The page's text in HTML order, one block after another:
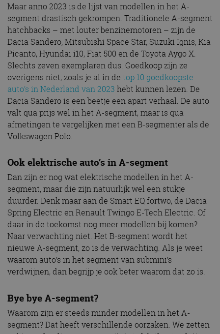
Maar anno 2023 is de lijst van modellen in het A-
segment drastisch gekrompen. Traditionele A-segment
hatchbacks – met louter benzinemotoren – zijn de
Dacia Sandero, Mitsubishi Space Star, Suzuki Ignis, Kia
Picanto, Hyundai i10, Fiat 500 en de Toyota Aygo X.
Slechts zeven exemplaren dus. Goedkoop zijn ze
overigens niet, zoals je al in de top 10 goedkoopste
auto’s in Nederland van 2023 hebt kunnen lezen. De
Dacia Sandero is een beetje een apart verhaal. De auto
valt qua prijs wel in het A-segment, maar is qua
afmetingen te vergelijken met een B-segmenter als de
Volkswagen Polo.
Ook elektrische auto’s in A-segment
Dan zijn er nog wat elektrische modellen in het A-
segment, maar die zijn natuurlijk wel een stukje
duurder. Denk maar aan de Smart EQ fortwo, de Dacia
Spring Electric en Renault Twingo E-Tech Electric. Of
daar in de toekomst nog meer modellen bij komen?
Naar verwachting niet. Het B-segment wordt het
nieuwe A-segment, zo is de verwachting. Als je weet
waarom auto’s in het segment van submini’s
verdwijnen, dan begrijp je ook beter waarom dat zo is.
Bye bye A-segment?
Waarom zijn er steeds minder modellen in het A-
segment? Dat heeft verschillende oorzaken. We zetten